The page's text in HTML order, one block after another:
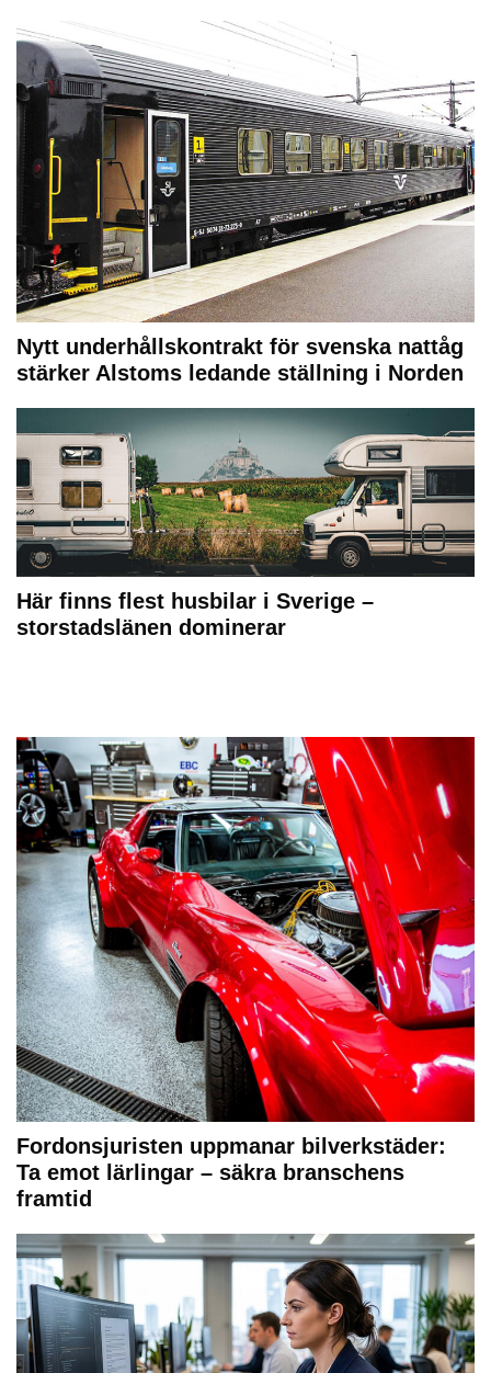
Nytt underhållskontrakt för svenska nattåg
stärker Alstoms ledande ställning i Norden
Här finns flest husbilar i Sverige –
storstadslänen dominerar
Fordonsjuristen uppmanar bilverkstäder:
Ta emot lärlingar – säkra branschens
framtid